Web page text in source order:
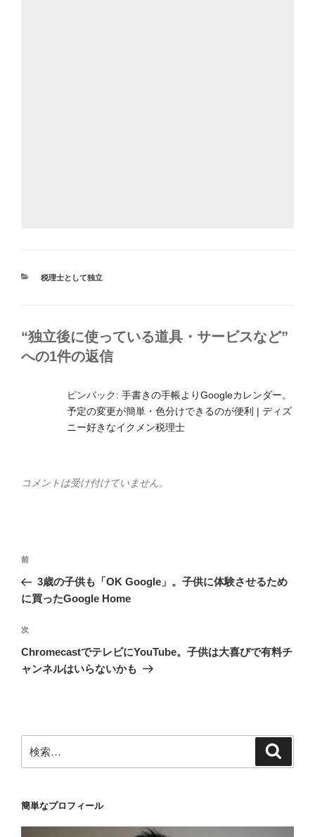
カ
税理士として独立
“独立後に使っている道具・サービスなど”
への1件の返信
ピンバック: 手書きの手帳よりGoogleカレンダー。
予定の変更が簡単・色分けできるのが便利 | ディズ
ニー好きなイクメン税理士
コメントは受け付けていません。
投
ナ
ゲ
ー
シ
前
の
投
前
3歳の子供も「OK Google」。子供に体験させるため
に買ったGoogle Home
次
の
投
次
ChromecastでテレビにYouTube。子供は大喜びで有料チ
ャンネルはいらないかも
索:
簡単なプロフィール